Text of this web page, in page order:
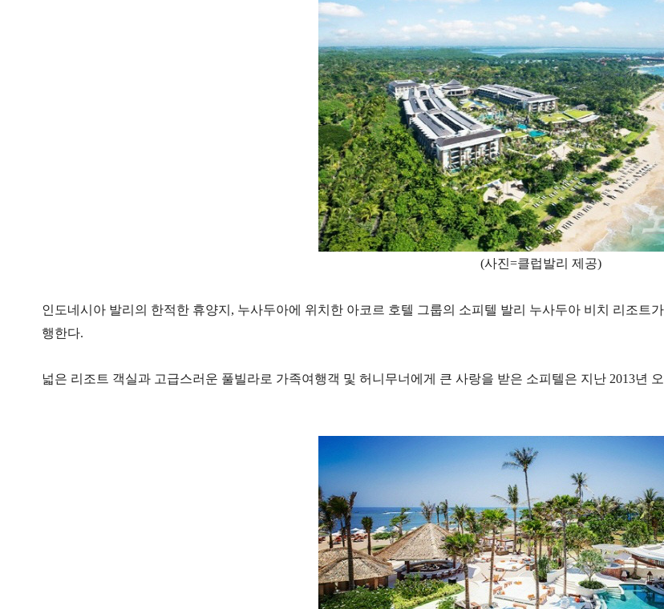
(사진=클럽발리 제공)
인도네시아 발리의 한적한 휴양지, 누사두아에 위치한 아코르 호텔 그룹의 소피텔 발리 누사두아 비치 리조트
행한다.
넓은 리조트 객실과 고급스러운 풀빌라로 가족여행객 및 허니무너에게 큰 사랑을 받은 소피텔은 지난 2013년